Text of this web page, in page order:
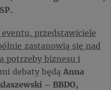
przedstawiciele
zastanowią się nad
potrzeby biznesu i
debaty będą Anna
– BBDO,